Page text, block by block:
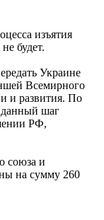
изъятия
будет.
Украине
Всемирного
и развития. По
данный шаг
РФ,
союза и
на сумму 260